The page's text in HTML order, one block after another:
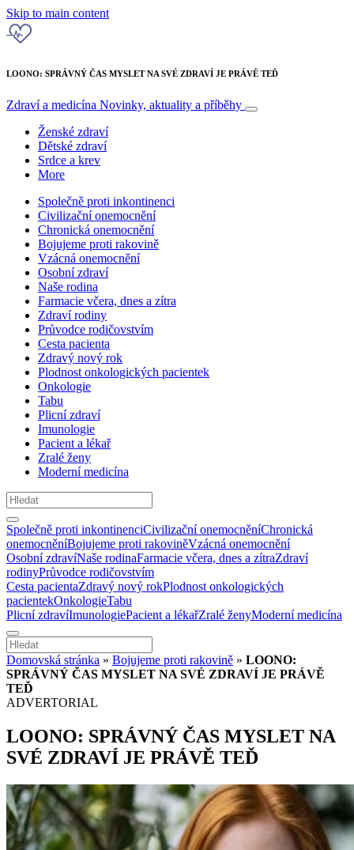
Skip to main content
LOONO: SPRÁVNÝ ČAS MYSLET NA SVÉ ZDRAVÍ JE PRÁVĚ TEĎ
Zdraví a medicína Novinky, aktuality a příběhy
Ženské zdraví
Dětské zdraví
Srdce a krev
More
Společně proti inkontinenci
Civilizační onemocnění
Chronická onemocnění
Bojujeme proti rakovině
Vzácná onemocnění
Osobní zdraví
Naše rodina
Farmacie včera, dnes a zítra
Zdraví rodiny
Průvodce rodičovstvím
Cesta pacienta
Zdravý nový rok
Plodnost onkologických pacientek
Onkologie
Tabu
Plicní zdraví
Imunologie
Pacient a lékař
Zralé ženy
Moderní medicína
Společně proti inkontinenciCivilizační onemocněníChronická
onemocněníBojujeme proti rakoviněVzácná onemocnění
Osobní zdravíNaše rodinaFarmacie včera, dnes a zítraZdraví
rodinyPrůvodce rodičovstvím
Cesta pacientaZdravý nový rokPlodnost onkologických
pacientekOnkologieTabu
Plicní zdravíImunologiePacient a lékařZralé ženyModerní medicína
Domovská stránka » Bojujeme proti rakovině » LOONO:
SPRÁVNÝ ČAS MYSLET NA SVÉ ZDRAVÍ JE PRÁVĚ
TEĎ
ADVERTORIAL
LOONO: SPRÁVNÝ ČAS MYSLET NA
SVÉ ZDRAVÍ JE PRÁVĚ TEĎ